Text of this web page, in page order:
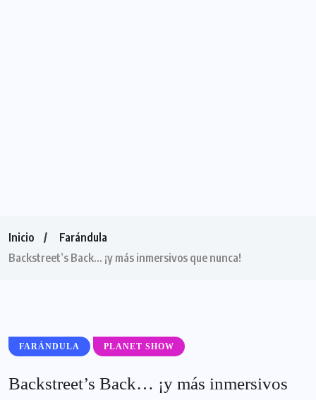
Inicio
Farándula
Backstreet’s Back… ¡y más inmersivos que nunca!
FARÁNDULA PLANET SHOW
Backstreet’s Back… ¡y más inmersivos